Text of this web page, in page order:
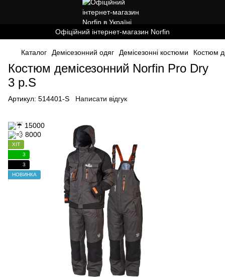
Офіційний інтернет-магазин Norfin
Каталог Демісезонний одяг Демісезонні костюми Костюм
Костюм демісезонний Norfin Pro Dry
3 р.S
Артикул: 514401-S Написати відгук
ХІТ
3
3
НОВИНКА